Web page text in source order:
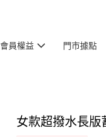
會員權益 門市據點
女款超撥水長版